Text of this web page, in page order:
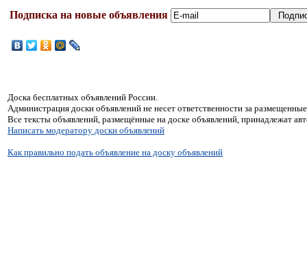
Подписка на новые объявления
Доска бесплатных объявлений России.
Администрация доски объявлений не несет ответственности за
Все тексты объявлений, размещённые на доске объявлений, принадлежат
Написать модератору доски объявлений
Как правильно подать объявление на доску объявлений